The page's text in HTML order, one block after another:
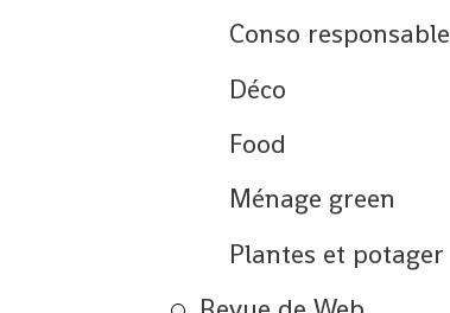
Conso responsable
Déco
Food
Ménage green
Plantes et potager